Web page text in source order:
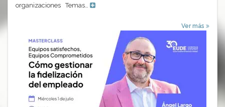
organizaciones Temas…
Ver más